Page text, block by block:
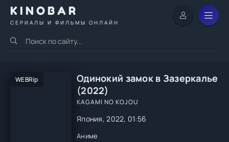
KINOBAR
СЕРИАЛЫ И ФИЛЬМЫ ОНЛАЙН
WEBRip
Одинокий замок в Зазеркалье
(2022)
KAGAMI NO KOJOU
Япония, 2022, 01:56
Аниме